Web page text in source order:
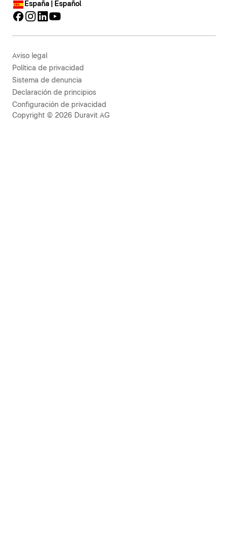
España | Español
Aviso legal
Política de privacidad
Sistema de denuncia
Declaración de principios
Configuración de privacidad
Copyright © 2026 Duravit AG